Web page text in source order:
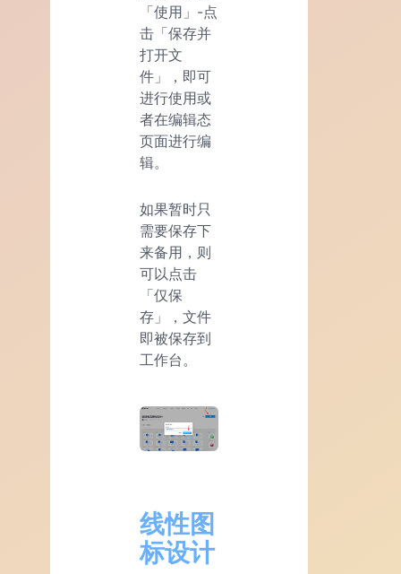
「使用」-点
击「保存并
打开文
件」，即可
进行使用或
者在编辑态
页面进行编
辑。
如果暂时只
需要保存下
来备用，则
可以点击
「仅保
存」，文件
即被保存到
工作台。
线性图
标设计